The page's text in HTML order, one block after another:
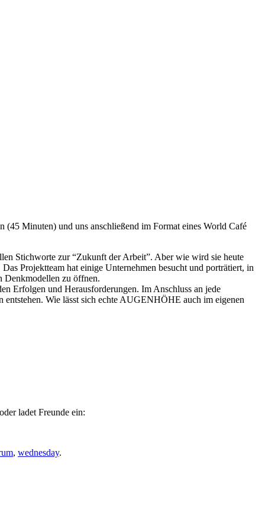
(45 Minuten) und uns anschließend im Format eines World Café
Stichworte zur “Zukunft der Arbeit”. Aber wie wird sie heute
Projektteam hat einige Unternehmen besucht und porträtiert, in
Denkmodellen zu öffnen.
Erfolgen und Herausforderungen. Im Anschluss an jede
Wie lässt sich echte AUGENHÖHE auch im eigenen
ladet Freunde ein:
, wednesday.